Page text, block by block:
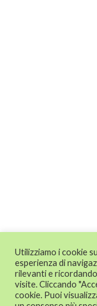
Utilizziamo i cookie
esperienza di
rilevanti e
visite. Cliccando
cookie. Puoi